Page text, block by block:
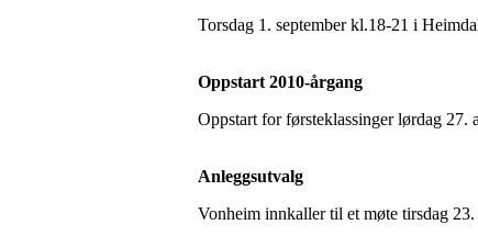
Torsdag 1. september kl.18-21 i
Oppstart 2010-årgang
Oppstart for førsteklassinger lørdag
Anleggsutvalg
Vonheim innkaller til et møte tirsdag